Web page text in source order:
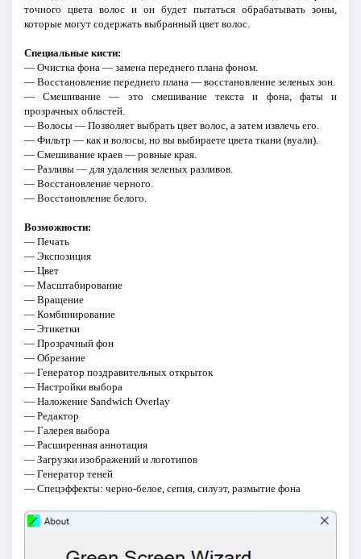
точного цвета волос и он будет пытаться обрабатывать зоны,
которые могут содержать выбранный цвет волос.
Специальные кисти:
— Очистка фона — замена переднего плана фоном.
— Восстановление переднего плана — восстановление зеленых зон.
— Смешивание — это смешивание текста и фона, фаты и
прозрачных областей.
— Волосы — Позволяет выбрать цвет волос, а затем извлечь его.
— Фильтр — как и волосы, но вы выбираете цвета ткани (вуали).
— Смешивание краев — ровные края.
— Разливы — для удаления зеленых разливов.
— Восстановление черного.
— Восстановление белого.
Возможности:
— Печать
— Экспозиция
— Цвет
— Масштабирование
— Вращение
— Комбинирование
— Этикетки
— Прозрачный фон
— Обрезание
— Генератор поздравительных открыток
— Настройки выбора
— Наложение Sandwich Overlay
— Редактор
— Галерея выбора
— Расширенная аннотация
— Загрузки изображений и логотипов
— Генератор теней
— Спецэффекты: черно-белое, сепия, силуэт, размытие фона